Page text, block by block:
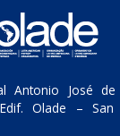
Antonio José
Olade –